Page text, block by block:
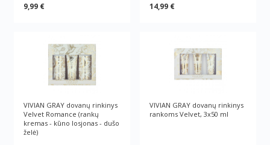
9,99 € 14,99 €
VIVIAN GRAY dovanų rinkinys
Velvet Romance (rankų
kremas - kūno losjonas - dušo
želė)
VIVIAN GRAY dovanų rinkinys
rankoms Velvet, 3x50 ml